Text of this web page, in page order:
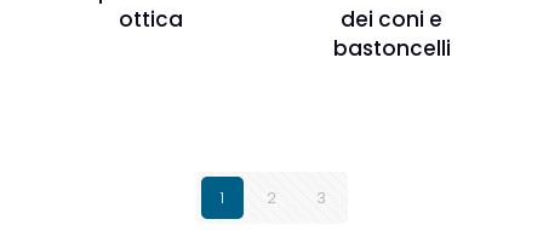
ottica
dei coni e
bastoncelli
1 2 3